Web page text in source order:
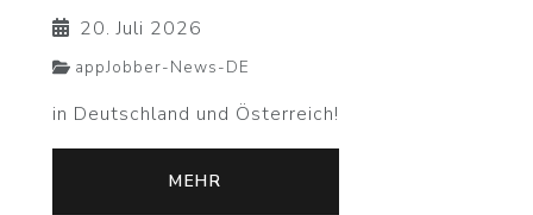
20. Juli 2026
appJobber-News-DE
in Deutschland und Österreich!
MEHR